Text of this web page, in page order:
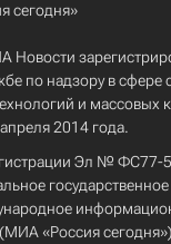
сегодня»
Новости
по надзору в сфере
и массовых
2014 года.
Эл № ФС77-
(МИА «Россия